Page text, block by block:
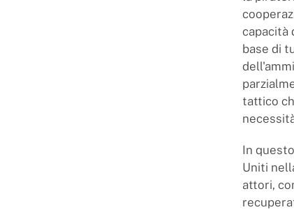
capacità
base di
tattico
In
Uniti
attori,